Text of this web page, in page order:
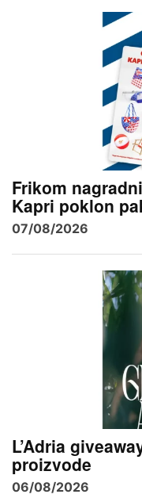
Frikom
Kapri poklon
07/08/2026
L’Adria
proizvode
06/08/2026